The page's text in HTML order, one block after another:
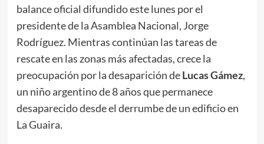
balance oficial difundido este lunes por el
presidente de la Asamblea Nacional, Jorge
Rodríguez. Mientras continúan las tareas de
rescate en las zonas más afectadas, crece la
preocupación por la desaparición deLucas Gámez,
un niño argentino de 8 años que permanece
desaparecido desde el derrumbe de un edificio en
La Guaira.